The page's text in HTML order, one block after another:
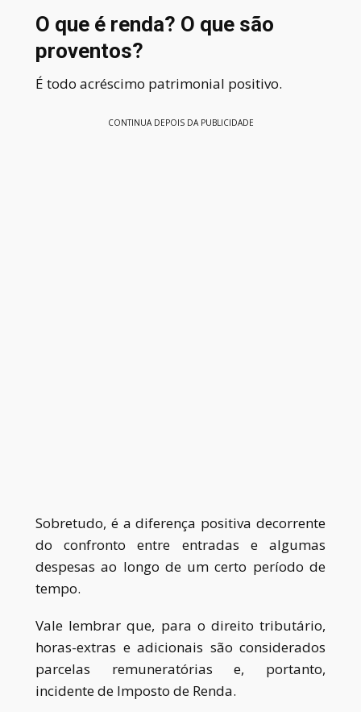
O que é renda? O que são
proventos?
É todo acréscimo patrimonial positivo.
CONTINUA DEPOIS DA PUBLICIDADE
Sobretudo, é a diferença positiva decorrente
do confronto entre entradas e algumas
despesas ao longo de um certo período de
tempo.
Vale lembrar que, para o direito tributário,
horas-extras e adicionais são considerados
parcelas remuneratórias e, portanto,
incidente de Imposto de Renda.